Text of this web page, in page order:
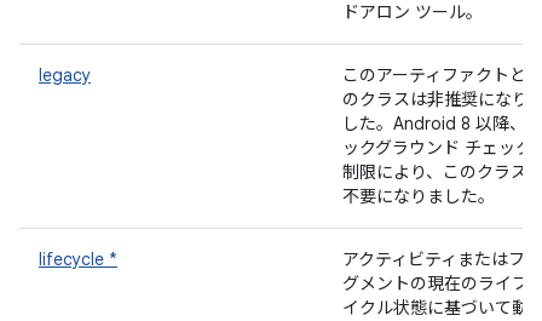
ドアロン ツール。
legacy
このアーティファクトとそ
のクラスは非推奨になり
した。Android 8 以降、バ
ックグラウンド チェック
制限により、このクラス
不要になりました。
lifecycle *
アクティビティまたはフラ
グメントの現在のライフ
イクル状態に基づいて動